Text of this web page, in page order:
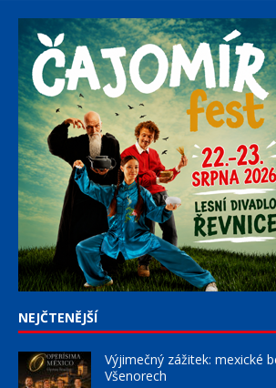
NEJČTENĚJŠÍ
Výjimečný zážitek: mexické
Všenorech